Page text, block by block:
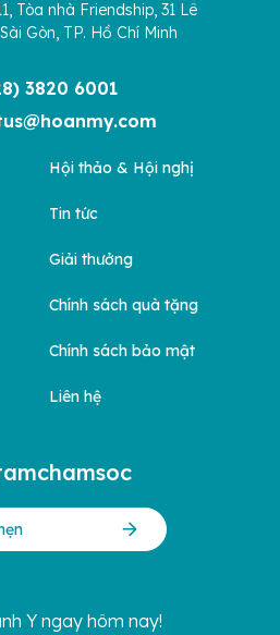
Tòa nhà Friendship, 31 Lê
Gòn, TP. Hồ Chí Minh
3820 6001
Hội thảo & Hội nghị
Tin tức
Giải thưởng
Chính sách quà tặng
Chính sách bảo mật
Liên hệ
Y ngay hôm nay!